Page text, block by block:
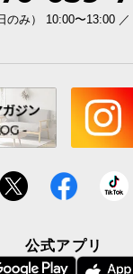
のみ） 10:00〜13:00
公式アプリ